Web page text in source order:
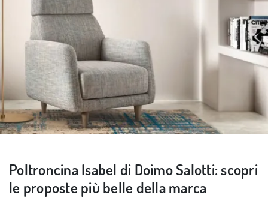
Poltroncina Isabel di Doimo Salotti: scopri
le proposte più belle della marca